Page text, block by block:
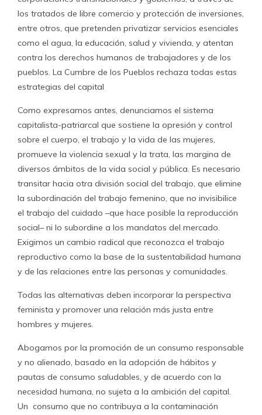
los tratados de libre comercio y protección de inversiones,
entre otros, que pretenden privatizar servicios esenciales
como el agua, la educación, salud y vivienda, y atentan
contra los derechos humanos de trabajadores y de los
pueblos. La Cumbre de los Pueblos rechaza todas estas
estrategias del capital
Como expresamos antes, denunciamos el sistema
capitalista-patriarcal que sostiene la opresión y control
sobre el cuerpo, el trabajo y la vida de las mujeres,
promueve la violencia sexual y la trata, las margina de
diversos ámbitos de la vida social y pública. Es necesario
transitar hacia otra división social del trabajo, que elimine
la subordinación del trabajo femenino, que no invisibilice
el trabajo del cuidado –que hace posible la reproducción
social– ni lo subordine a los mandatos del mercado.
Exigimos un cambio radical que reconozca el trabajo
reproductivo como la base de la sustentabilidad humana
y de las relaciones entre las personas y comunidades.
Todas las alternativas deben incorporar la perspectiva
feminista y promover una relación más justa entre
hombres y mujeres.
Abogamos por la promoción de un consumo responsable
y no alienado, basado en la adopción de hábitos y
pautas de consumo saludables, y de acuerdo con la
necesidad humana, no sujeta a la ambición del capital.
Un consumo que no contribuya a la contaminación